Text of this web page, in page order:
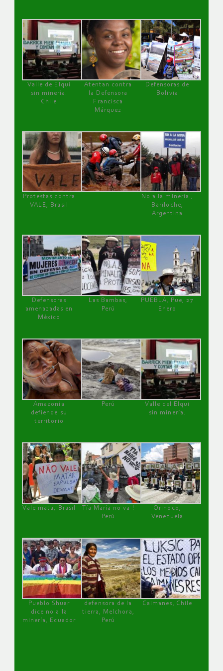
Valle de Elqui
sin minería.
Chile
Atentan contra
la Defensora
Francisca
Márquez
Defensoras de
Bolivia
Protestas contra
VALE, Brasil
No a la minería ,
Bariloche,
Argentina
Defensoras
amenazadas en
México
Las Bambas,
Perú
PUEBLA, Pue, 27
Enero
Amazonía
defiende su
territorio
Perú
Valle del Elqui
sin minería.
Vale mata, Brasil
Tía María no va !
Perú
Orinoco,
Venezuela
Pueblo Shuar
dice no a la
minería, Ecuador
defensora de la
tierra, Melchora,
Perú
Caimanes, Chile